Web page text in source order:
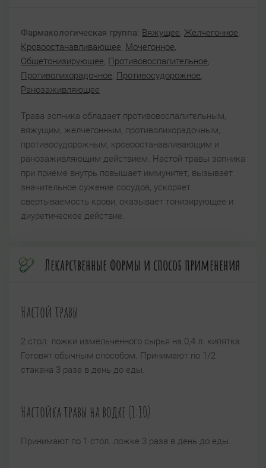
Фармакологическая группа: Вяжущее, Желчегонное,
Кровоостанавливающее, Мочегонное,
Общетонизирующее, Противовоспалительное,
Противолихорадочное, Противосудорожное,
Ранозаживляющее
Трава зопника обладает противовоспалительным,
вяжущим, желчегонным, противолихорадочным,
противосудорожным, кровоостанавливающим и
ранозаживляющим действием. Настой травы зопника
при приеме внутрь повышает иммунитет, вызывает
значительное сужение сосудов, ускоряет
свертываемость крови, оказывает тонизирующее и
диуретическое действие.
Лекарственные формы и способ применения
Настой травы
2 стол. ложки измельченного сырья на 0,4 л. кипятка.
Готовят обычным способом. Принимают по 1/2
стакана 3 раза в день до еды.
Настойка травы на водке (1:10)
Принимают по 1 стол. ложке 3 раза в день до еды.